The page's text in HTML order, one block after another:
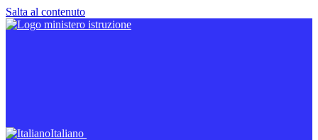
Salta al contenuto
Italiano